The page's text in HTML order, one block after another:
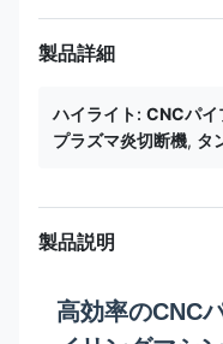
製品詳細
ハイライト: CNCパイ
プラズマ炎切断機, タ
製品説明
高効率のCNC